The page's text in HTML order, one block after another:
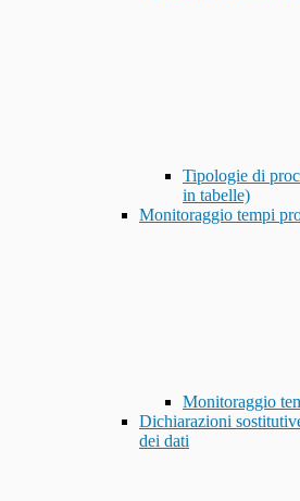
Tipologie di
in tabelle)
Monitoraggio tempi
Monitoraggio
Dichiarazioni
dei dati